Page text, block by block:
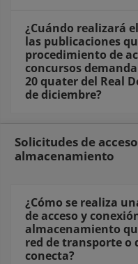
¿Cuándo realizará
las publicaciones
procedimiento de
concursos
20 quater del Real
de diciembre?
Solicitudes de
almacenamiento
¿Cómo se realiza
de acceso y
almacenamiento
red de transporte o
conecta?